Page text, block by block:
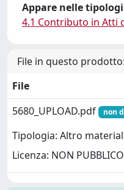
Appare nelle
4.1 Contributo in Atti
File in questo prodotto:
File
5680_UPLOAD.pdf
non
Tipologia: Altro
Licenza: NON